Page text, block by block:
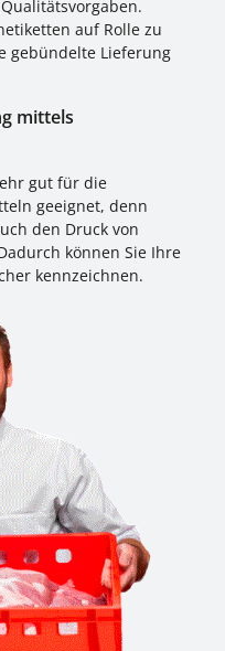
auf Rolle zu
gebündelte Lieferung
mittels
gut für die
geeignet, denn
den Druck von
können Sie Ihre
kennzeichnen.